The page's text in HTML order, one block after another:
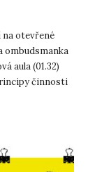
na otevřené
ombudsmanka
aula (01.32)
činnosti